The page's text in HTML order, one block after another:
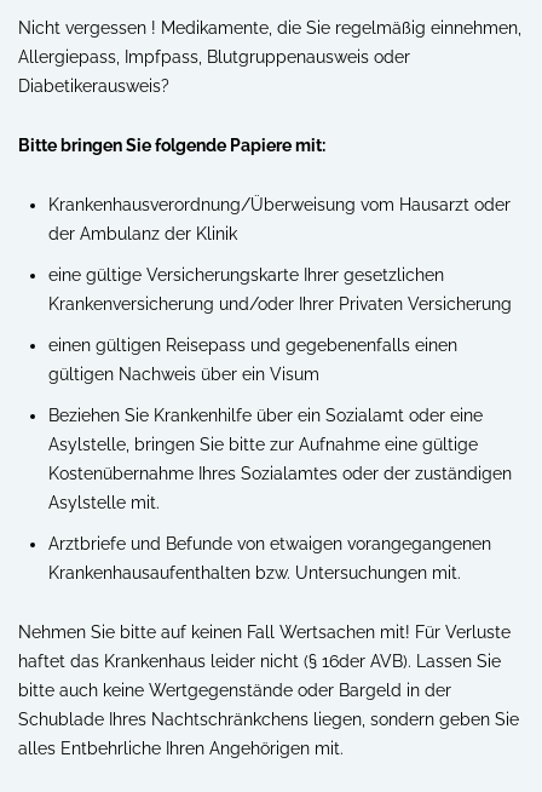
Nicht vergessen ! Medikamente, die Sie regelmäßig einnehmen,
Allergiepass, Impfpass, Blutgruppenausweis oder
Diabetikerausweis?
Bitte bringen Sie folgende Papiere mit:
Krankenhausverordnung/Überweisung vom Hausarzt oder
der Ambulanz der Klinik
eine gültige Versicherungskarte Ihrer gesetzlichen
Krankenversicherung und/oder Ihrer Privaten Versicherung
einen gültigen Reisepass und gegebenenfalls einen
gültigen Nachweis über ein Visum
Beziehen Sie Krankenhilfe über ein Sozialamt oder eine
Asylstelle, bringen Sie bitte zur Aufnahme eine gültige
Kostenübernahme Ihres Sozialamtes oder der zuständigen
Asylstelle mit.
Arztbriefe und Befunde von etwaigen vorangegangenen
Krankenhausaufenthalten bzw. Untersuchungen mit.
Nehmen Sie bitte auf keinen Fall Wertsachen mit! Für Verluste
haftet das Krankenhaus leider nicht (§ 16der AVB). Lassen Sie
bitte auch keine Wertgegenstände oder Bargeld in der
Schublade Ihres Nachtschränkchens liegen, sondern geben Sie
alles Entbehrliche Ihren Angehörigen mit.